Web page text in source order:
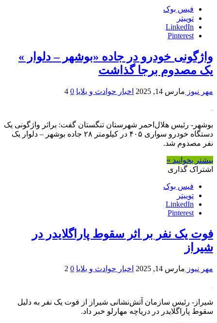
فیس بوک
توییتر
LinkedIn
Pinterest
واژگونی خودرو در جاده «بوشهر – دلوار »
یک مصدوم برجا گذاشت
مهر نیوز مارس 14, 2025 اخبار حوادث و بلایا 0
4
بوشهر- رئیس هلال‌احمر شهرستان تنگستان گفت: براثر واژگونی یک
دستگاه خودرو سواری ۴۰۵ در کیلومتر ۲۸ جاده بوشهر – دلوار یک
نفر مصدوم شد.
بیشتر بخوانید »
اشتراک گذاری
فیس بوک
توییتر
LinkedIn
Pinterest
فوت یک نفر بر اثر سقوط پاراگلایدر در
شیراز
مهر نیوز مارس 14, 2025 اخبار حوادث و بلایا 0
2
شیراز- رئیس سازمان آتش‌نشانی شیراز از فوت یک نفر به دلیل
سقوط پاراگلایدر در دریاچه مهارلو خبر داد.